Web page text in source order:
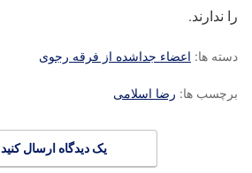
را ندارند.
دسته ها: اعضاء جداشده از فرقه رجوی
برچسب ها: رضا اسلامی
یک دیدگاه ارسال کنید